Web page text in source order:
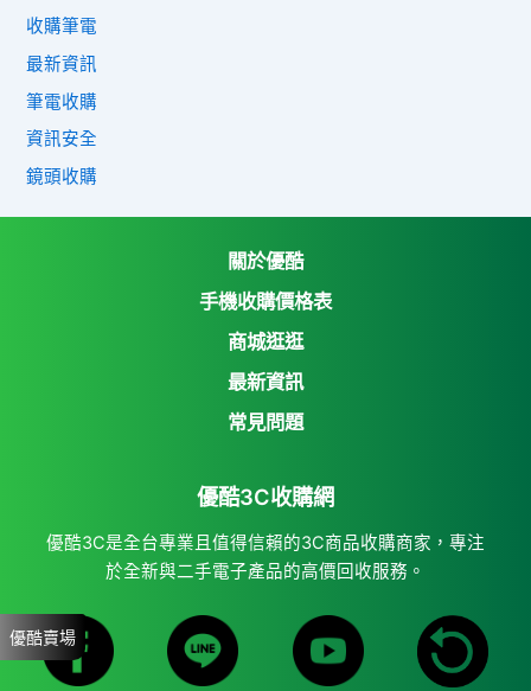
收購筆電
最新資訊
筆電收購
資訊安全
鏡頭收購
關於優酷
手機收購價格表
商城逛逛
優酷3C收購網
Yahoo購物中心
7-11 i open mall
蝦皮購物
最新資訊
常見問題
優酷3C收購網
優酷3C是全台專業且值得信賴的3C商品收購商家，專注
於全新與二手電子產品的高價回收服務。
優酷賣場